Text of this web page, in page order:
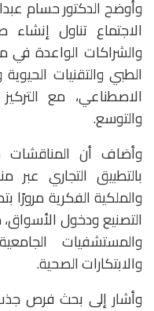
وأوضح الدكتور حسام
الاجتماع تناول
والشراكات الواعدة في
الطبي والتقنيات
الاصطناعي، مع
والتوسع.
وأضاف أن
بالتطبيق التجاري
والملكية الفكرية مرورًا
التصنيع ودخول
والمستشفيات
والابتكارات الصحية.
وأشار إلى بحث فرص جذب